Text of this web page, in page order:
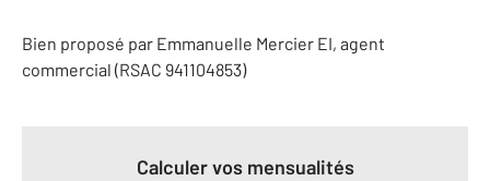
Bien proposé par Emmanuelle Mercier EI, agent
commercial (RSAC 941104853)
Calculer vos mensualités